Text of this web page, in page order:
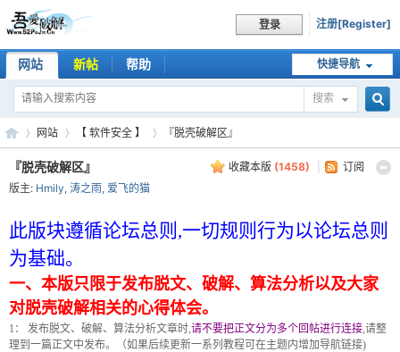
登录 注册[Register]
快捷导航
网站 新帖 帮助
搜索
网站 【 软件安全 】 『脱壳破解区』
收藏本版 (1458) 订阅
『脱壳破解区』
版主: Hmily, 涛之雨, 爱飞的猫
此版块遵循论坛总则,一切规则行为以论坛总则
为基础。
一、本版只限于发布脱文、破解、算法分析以及大家
对脱壳破解相关的心得体会。
1： 发布脱文、破解、算法分析文章时,请不要把正文分为多个回帖进行连接,请整
理到一篇正文中发布。（如果后续更新一系列教程可在主题内增加导航链接)